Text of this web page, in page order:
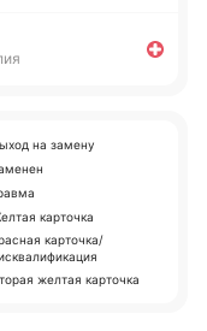
на замену
карточка
карточка/
желтая карточка